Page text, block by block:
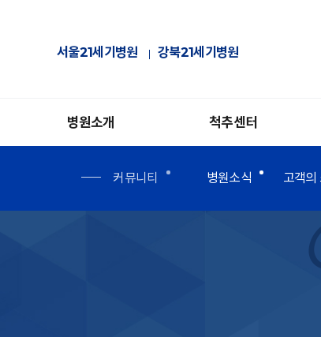
서울21세기병원 강북21세기병원
병원소개 척추센터
커뮤니티 병원소식 고객의